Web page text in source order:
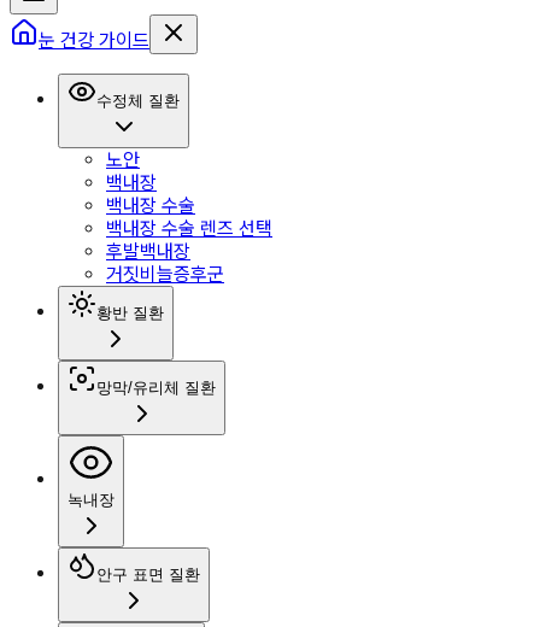
눈 건강 가이드
수정체 질환
노안
백내장
백내장 수술
백내장 수술 렌즈 선택
후발백내장
거짓비늘증후군
황반 질환
망막/유리체 질환
녹내장
안구 표면 질환